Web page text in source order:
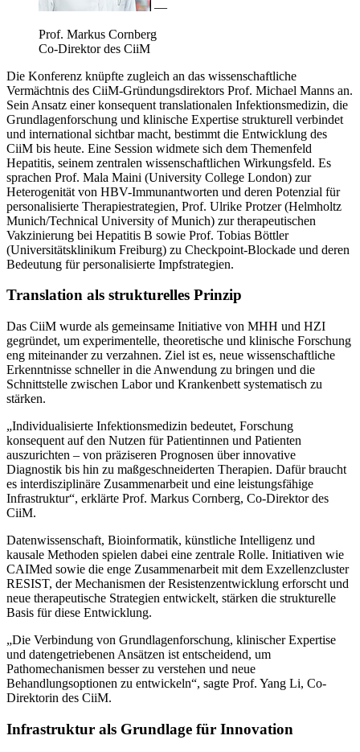
—
Prof. Markus Cornberg
Co-Direktor des CiiM
Die Konferenz knüpfte zugleich an das wissenschaftliche
Vermächtnis des CiiM-Gründungsdirektors Prof. Michael Manns an.
Sein Ansatz einer konsequent translationalen Infektionsmedizin, die
Grundlagenforschung und klinische Expertise strukturell verbindet
und international sichtbar macht, bestimmt die Entwicklung des
CiiM bis heute. Eine Session widmete sich dem Themenfeld
Hepatitis, seinem zentralen wissenschaftlichen Wirkungsfeld. Es
sprachen Prof. Mala Maini (University College London) zur
Heterogenität von HBV-Immunantworten und deren Potenzial für
personalisierte Therapiestrategien, Prof. Ulrike Protzer (Helmholtz
Munich/Technical University of Munich) zur therapeutischen
Vakzinierung bei Hepatitis B sowie Prof. Tobias Böttler
(Universitätsklinikum Freiburg) zu Checkpoint-Blockade und deren
Bedeutung für personalisierte Impfstrategien.
Translation als strukturelles Prinzip
Das CiiM wurde als gemeinsame Initiative von MHH und HZI
gegründet, um experimentelle, theoretische und klinische Forschung
eng miteinander zu verzahnen. Ziel ist es, neue wissenschaftliche
Erkenntnisse schneller in die Anwendung zu bringen und die
Schnittstelle zwischen Labor und Krankenbett systematisch zu
stärken.
„Individualisierte Infektionsmedizin bedeutet, Forschung
konsequent auf den Nutzen für Patientinnen und Patienten
auszurichten – von präziseren Prognosen über innovative
Diagnostik bis hin zu maßgeschneiderten Therapien. Dafür braucht
es interdisziplinäre Zusammenarbeit und eine leistungsfähige
Infrastruktur“, erklärte Prof. Markus Cornberg, Co-Direktor des
CiiM.
Datenwissenschaft, Bioinformatik, künstliche Intelligenz und
kausale Methoden spielen dabei eine zentrale Rolle. Initiativen wie
CAIMed sowie die enge Zusammenarbeit mit dem Exzellenzcluster
RESIST, der Mechanismen der Resistenzentwicklung erforscht und
neue therapeutische Strategien entwickelt, stärken die strukturelle
Basis für diese Entwicklung.
„Die Verbindung von Grundlagenforschung, klinischer Expertise
und datengetriebenen Ansätzen ist entscheidend, um
Pathomechanismen besser zu verstehen und neue
Behandlungsoptionen zu entwickeln“, sagte Prof. Yang Li, Co-
Direktorin des CiiM.
Infrastruktur als Grundlage für Innovation